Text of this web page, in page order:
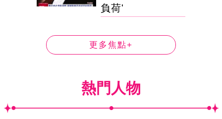
負荷'
更多焦點+
熱門人物